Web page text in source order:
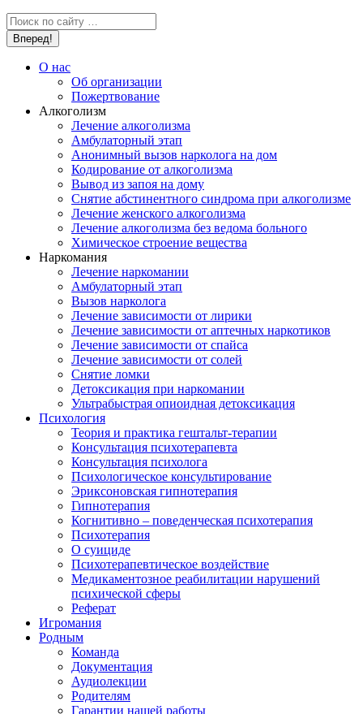
Поиск:
О нас
Об организации
Пожертвование
Алкоголизм
Лечение алкоголизма
Амбулаторный этап
Анонимный вызов нарколога на дом
Кодирование от алкоголизма
Вывод из запоя на дому
Снятие абстинентного синдрома при алкоголизме
Лечение женского алкоголизма
Лечение алкоголизма без ведома больного
Химическое строение вещества
Наркомания
Лечение наркомании
Амбулаторный этап
Вызов нарколога
Лечение зависимости от лирики
Лечение зависимости от аптечных наркотиков
Лечение зависимости от спайса
Лечение зависимости от солей
Снятие ломки
Детоксикация при наркомании
Ультрабыстрая опиоидная детоксикация
Психология
Теория и практика гештальт-терапии
Консультация психотерапевта
Консультация психолога
Психологическое консультирование
Эриксоновская гипнотерапия
Гипнотерапия
Когнитивно – поведенческая психотерапия
Психотерапия
О суициде
Психотерапевтическое воздействие
Медикаментозное реабилитации нарушений
психической сферы
Реферат
Игромания
Родным
Команда
Документация
Аудиолекции
Родителям
Гарантии нашей работы